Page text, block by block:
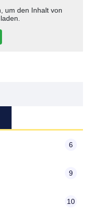
um den Inhalt von
6
9
10